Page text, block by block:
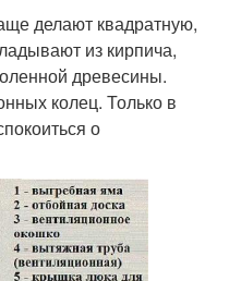
делают квадратную,
из кирпича,
древесины.
колец. Только в
о